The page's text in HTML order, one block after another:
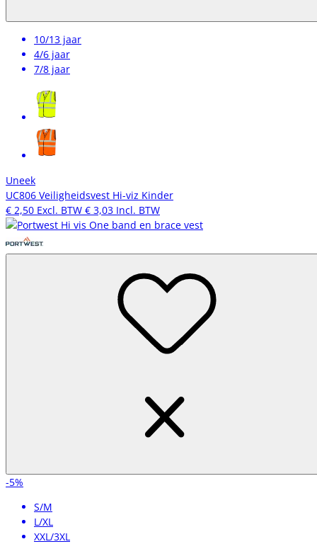
10/13 jaar
4/6 jaar
7/8 jaar
Uneek
UC806 Veiligheidsvest Hi-viz Kinder
€ 2,50 Excl. BTW € 3,03 Incl. BTW
-5%
S/M
L/XL
XXL/3XL